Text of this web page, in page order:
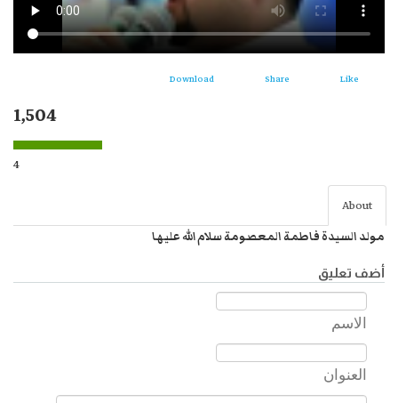
Like
Share
Download
1,504
4
About
مولد السيدة فاطمة المعصومة سلام الله عليها
أضف تعليق
الاسم
العنوان